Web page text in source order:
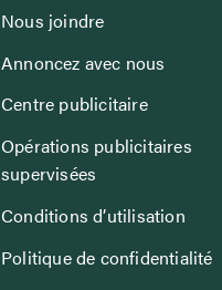
Nous joindre
Annoncez avec nous
Centre publicitaire
Opérations publicitaires
supervisées
Conditions d’utilisation
Politique de confidentialité